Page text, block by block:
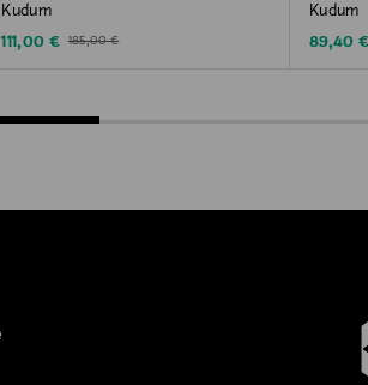
Kudum
Discounted Price
111,00 € Original Price
185,00 €
Kudum
89,40 €